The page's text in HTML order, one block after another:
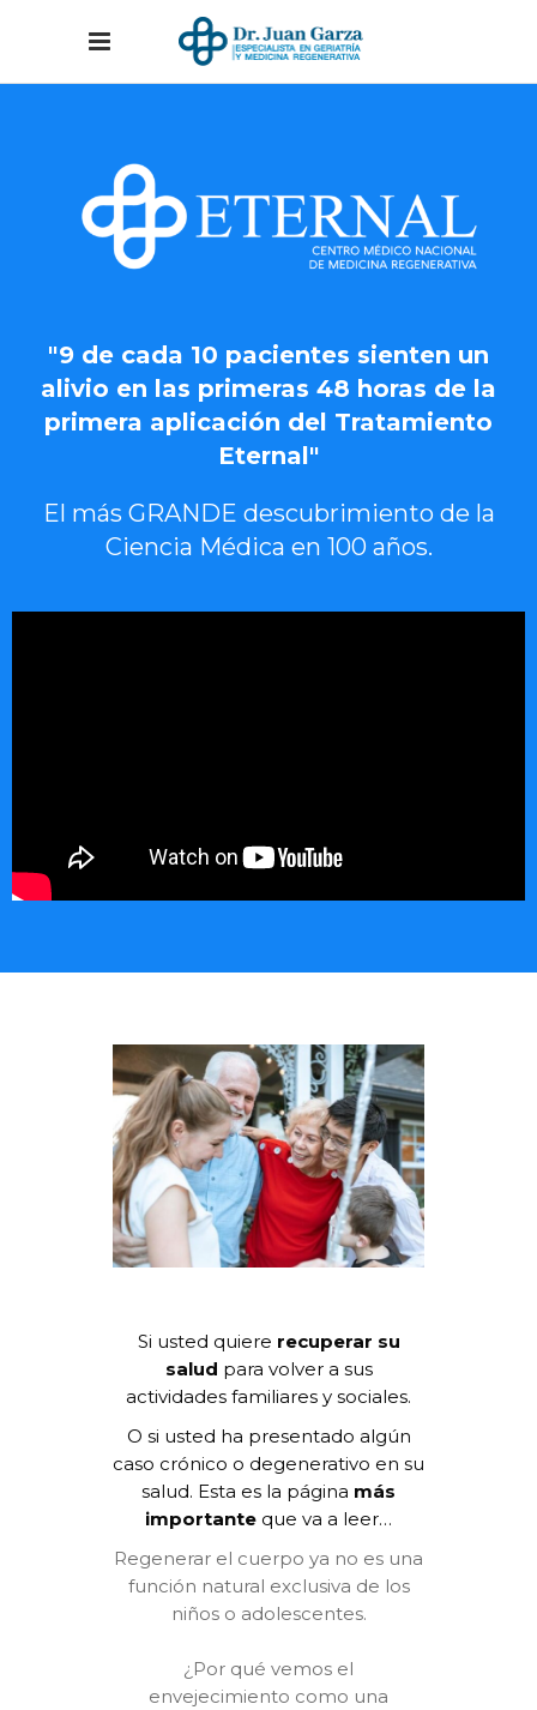
"9 de cada 10 pacientes sienten un
alivio en las primeras 48 horas de la
primera aplicación del Tratamiento
Eternal"
El más GRANDE descubrimiento de la
Ciencia Médica en 100 años.
Si usted quiere recuperar su
salud para volver a sus
actividades familiares y sociales.
O si usted ha presentado algún
caso crónico o degenerativo en su
salud. Esta es la página más
importante que va a leer…
Regenerar el cuerpo ya no es una
función natural exclusiva de los
niños o adolescentes.
¿Por qué vemos el
envejecimiento como una